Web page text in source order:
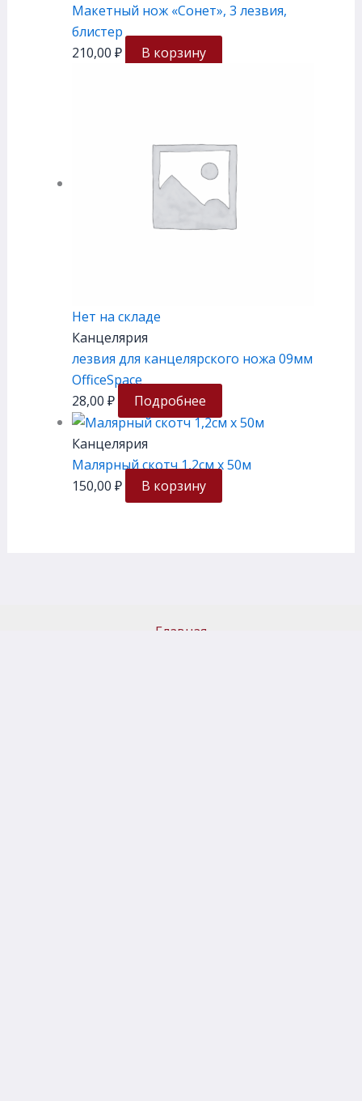
Макетный нож «Сонет», 3 лезвия,
блистер
210,00 ₽ В корзину
Нет на складе
Канцелярия
лезвия для канцелярского ножа 09мм
OfficeSpace
28,00 ₽ Подробнее
Канцелярия
Малярный скотч 1,2см х 50м
150,00 ₽ В корзину
Главная